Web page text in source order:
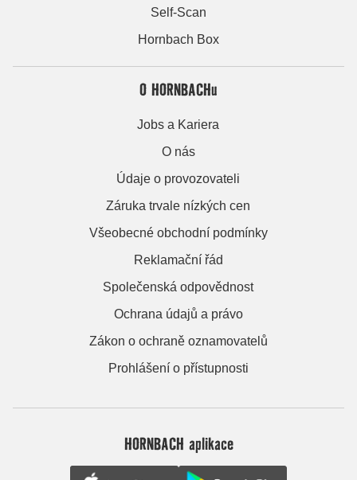
Self-Scan
Hornbach Box
O HORNBACHu
Jobs a Kariera
O nás
Údaje o provozovateli
Záruka trvale nízkých cen
Všeobecné obchodní podmínky
Reklamační řád
Společenská odpovědnost
Ochrana údajů a právo
Zákon o ochraně oznamovatelů
Prohlášení o přístupnosti
HORNBACH aplikace